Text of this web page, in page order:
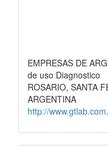
EMPRESAS DE
de uso Diagnostico
ROSARIO, SANTA
ARGENTINA
http://